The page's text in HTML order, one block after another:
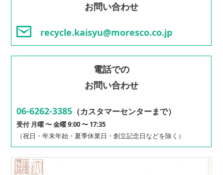
お問い合わせ
recycle.kaisyu@moresco.co.jp
電話での
お問い合わせ
06-6262-3385 （カスタマーセンターまで）
受付 月曜 〜 金曜 9:00 〜 17:35
（祝日・年末年始・夏季休業日・創立記念日などを除く）